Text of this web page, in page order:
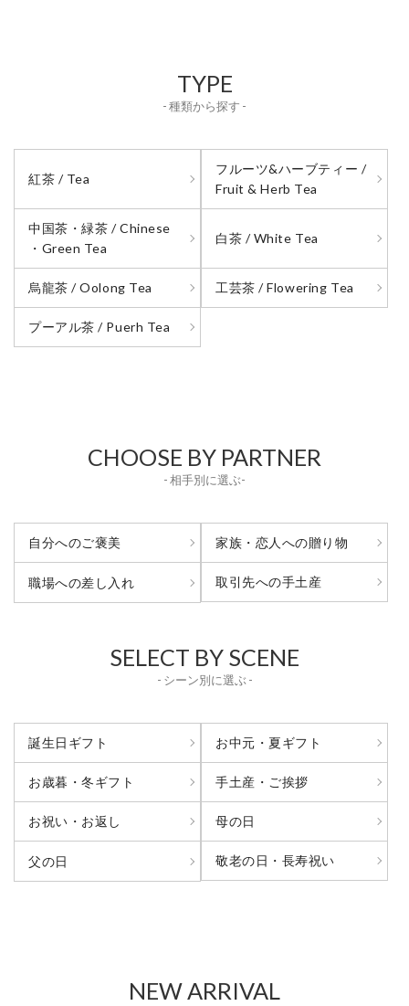
TYPE
- 種類から探す -
紅茶 / Tea
フルーツ&ハーブティー /
Fruit & Herb Tea
中国茶・緑茶 / Chinese
・Green Tea
白茶 / White Tea
烏龍茶 / Oolong Tea 工芸茶 / Flowering Tea
プーアル茶 / Puerh Tea
CHOOSE BY PARTNER
- 相手別に選ぶ-
自分へのご褒美 家族・恋人への贈り物
職場への差し入れ 取引先への手土産
SELECT BY SCENE
- シーン別に選ぶ -
誕生日ギフト お中元・夏ギフト
お歳暮・冬ギフト 手土産・ご挨拶
お祝い・お返し 母の日
父の日 敬老の日・長寿祝い
NEW ARRIVAL